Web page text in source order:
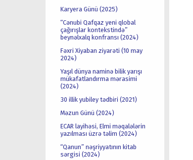
Karyera Günü (2025)
“Cənubi Qafqaz yeni qlobal
çağırışlar kontekstində”
beynəlxalq konfransı (2024)
Fəxri Xiyaban ziyarəti (10 may
2024)
Yaşıl dünya naminə bilik yarışı
mükafatlandırma mərasimi
(2024)
30 illik yubiley tədbiri (2021)
Məzun Günü (2024)
ECAR layihəsi, Elmi məqalələrin
yazılması üzrə təlim (2024)
“Qanun” nəşriyyatının kitab
sərgisi (2024)